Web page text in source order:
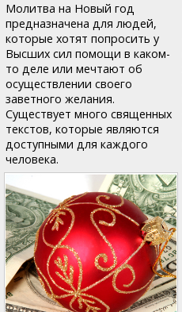
Молитва на Новый год
предназначена для людей,
которые хотят попросить у
Высших сил помощи в каком-
то деле или мечтают об
осуществлении своего
заветного желания.
Существует много священных
текстов, которые являются
доступными для каждого
человека.